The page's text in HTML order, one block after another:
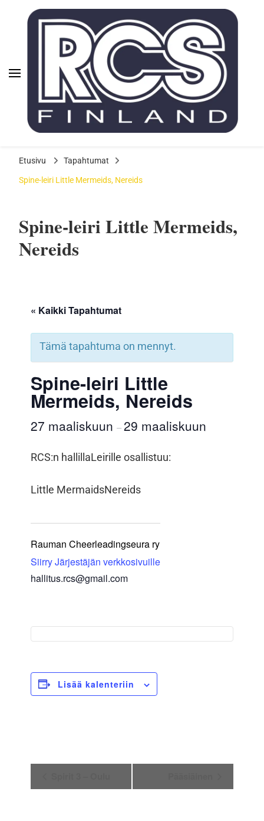
Rauman Cheerleadingseura
ry | RCS
Cheerleadingseura ry |
RCS
Etusivu Tapahtumat
Spine-leiri Little Mermeids, Nereids
Spine-leiri Little Mermeids,
Nereids
« Kaikki Tapahtumat
Tämä tapahtuma on mennyt.
Spine-leiri Little
Mermeids, Nereids
27 maaliskuun – 29 maaliskuun
RCS:n hallillaLeirille osallistuu:
Little MermaidsNereids
Rauman Cheerleadingseura ry
Siirry Järjestäjän verkkosivuille
hallitus.rcs@gmail.com
Lisää kalenteriin
navigointi